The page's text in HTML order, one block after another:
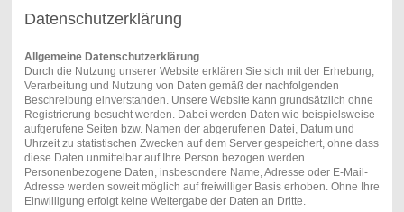
Datenschutzerklärung
Allgemeine Datenschutzerklärung
Durch die Nutzung unserer Website erklären Sie sich mit der Erhebung,
Verarbeitung und Nutzung von Daten gemäß der nachfolgenden
Beschreibung einverstanden. Unsere Website kann grundsätzlich ohne
Registrierung besucht werden. Dabei werden Daten wie beispielsweise
aufgerufene Seiten bzw. Namen der abgerufenen Datei, Datum und
Uhrzeit zu statistischen Zwecken auf dem Server gespeichert, ohne dass
diese Daten unmittelbar auf Ihre Person bezogen werden.
Personenbezogene Daten, insbesondere Name, Adresse oder E-Mail-
Adresse werden soweit möglich auf freiwilliger Basis erhoben. Ohne Ihre
Einwilligung erfolgt keine Weitergabe der Daten an Dritte.